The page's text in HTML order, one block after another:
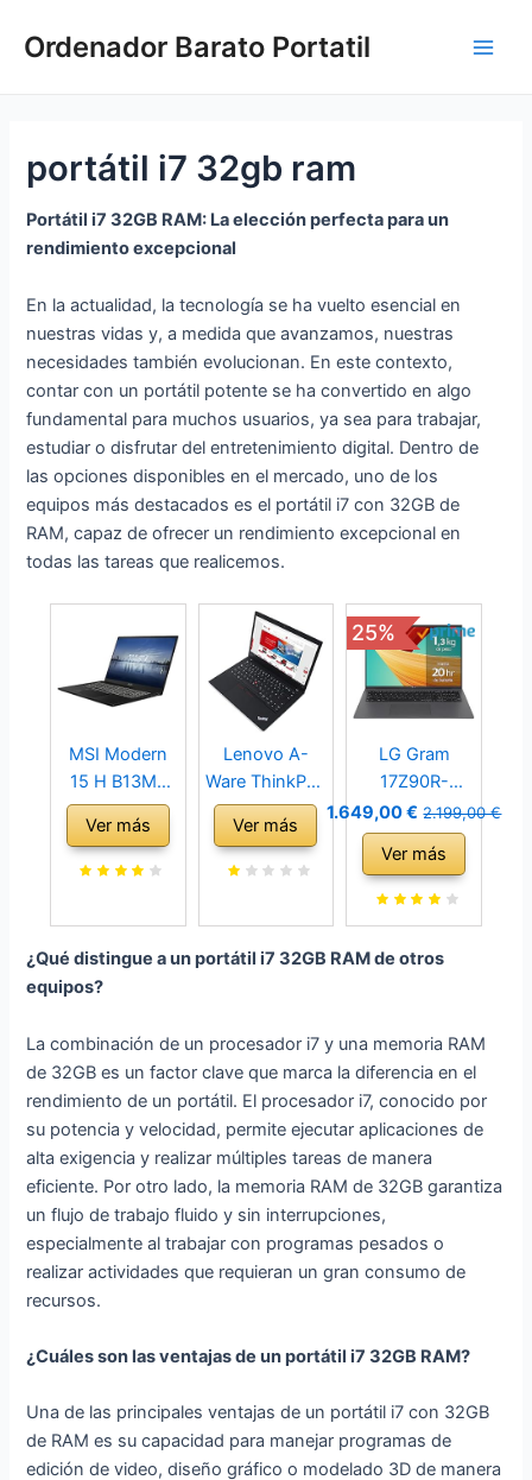
Ordenador Barato Portatil
portátil i7 32gb ram
Portátil i7 32GB RAM: La elección perfecta para un
rendimiento excepcional
En la actualidad, la tecnología se ha vuelto esencial en
nuestras vidas y, a medida que avanzamos, nuestras
necesidades también evolucionan. En este contexto,
contar con un portátil potente se ha convertido en algo
fundamental para muchos usuarios, ya sea para trabajar,
estudiar o disfrutar del entretenimiento digital. Dentro de
las opciones disponibles en el mercado, uno de los
equipos más destacados es el portátil i7 con 32GB de
RAM, capaz de ofrecer un rendimiento excepcional en
todas las tareas que realicemos.
MSI Modern
15 H B13M-
008XES -
Ordenador
portátil 15.6'
13620H, 32GB
RAM, 512GB
SSD, Iris Xe
Dos) Classic
Black, Teclado
QWERTY
español
Ver más
Lenovo A-
Ware ThinkPad
T490 i7-
8665U 32GB
RAM 512GB
Ver más
25%
LG Gram
17Z90R-
G.AD79B -
Ordenador
Portátil, 17
Pulgadas IPS ,
Windows 11
SSD, 1.3 Kg, 20
h de
Autonomía,
Color Gris
1.649,00 € 2.199,00 €
Ver más
¿Qué distingue a un portátil i7 32GB RAM de otros
equipos?
La combinación de un procesador i7 y una memoria RAM
de 32GB es un factor clave que marca la diferencia en el
rendimiento de un portátil. El procesador i7, conocido por
su potencia y velocidad, permite ejecutar aplicaciones de
alta exigencia y realizar múltiples tareas de manera
eficiente. Por otro lado, la memoria RAM de 32GB garantiza
un flujo de trabajo fluido y sin interrupciones,
especialmente al trabajar con programas pesados o
realizar actividades que requieran un gran consumo de
recursos.
¿Cuáles son las ventajas de un portátil i7 32GB RAM?
Una de las principales ventajas de un portátil i7 con 32GB
de RAM es su capacidad para manejar programas de
edición de video, diseño gráfico o modelado 3D de manera